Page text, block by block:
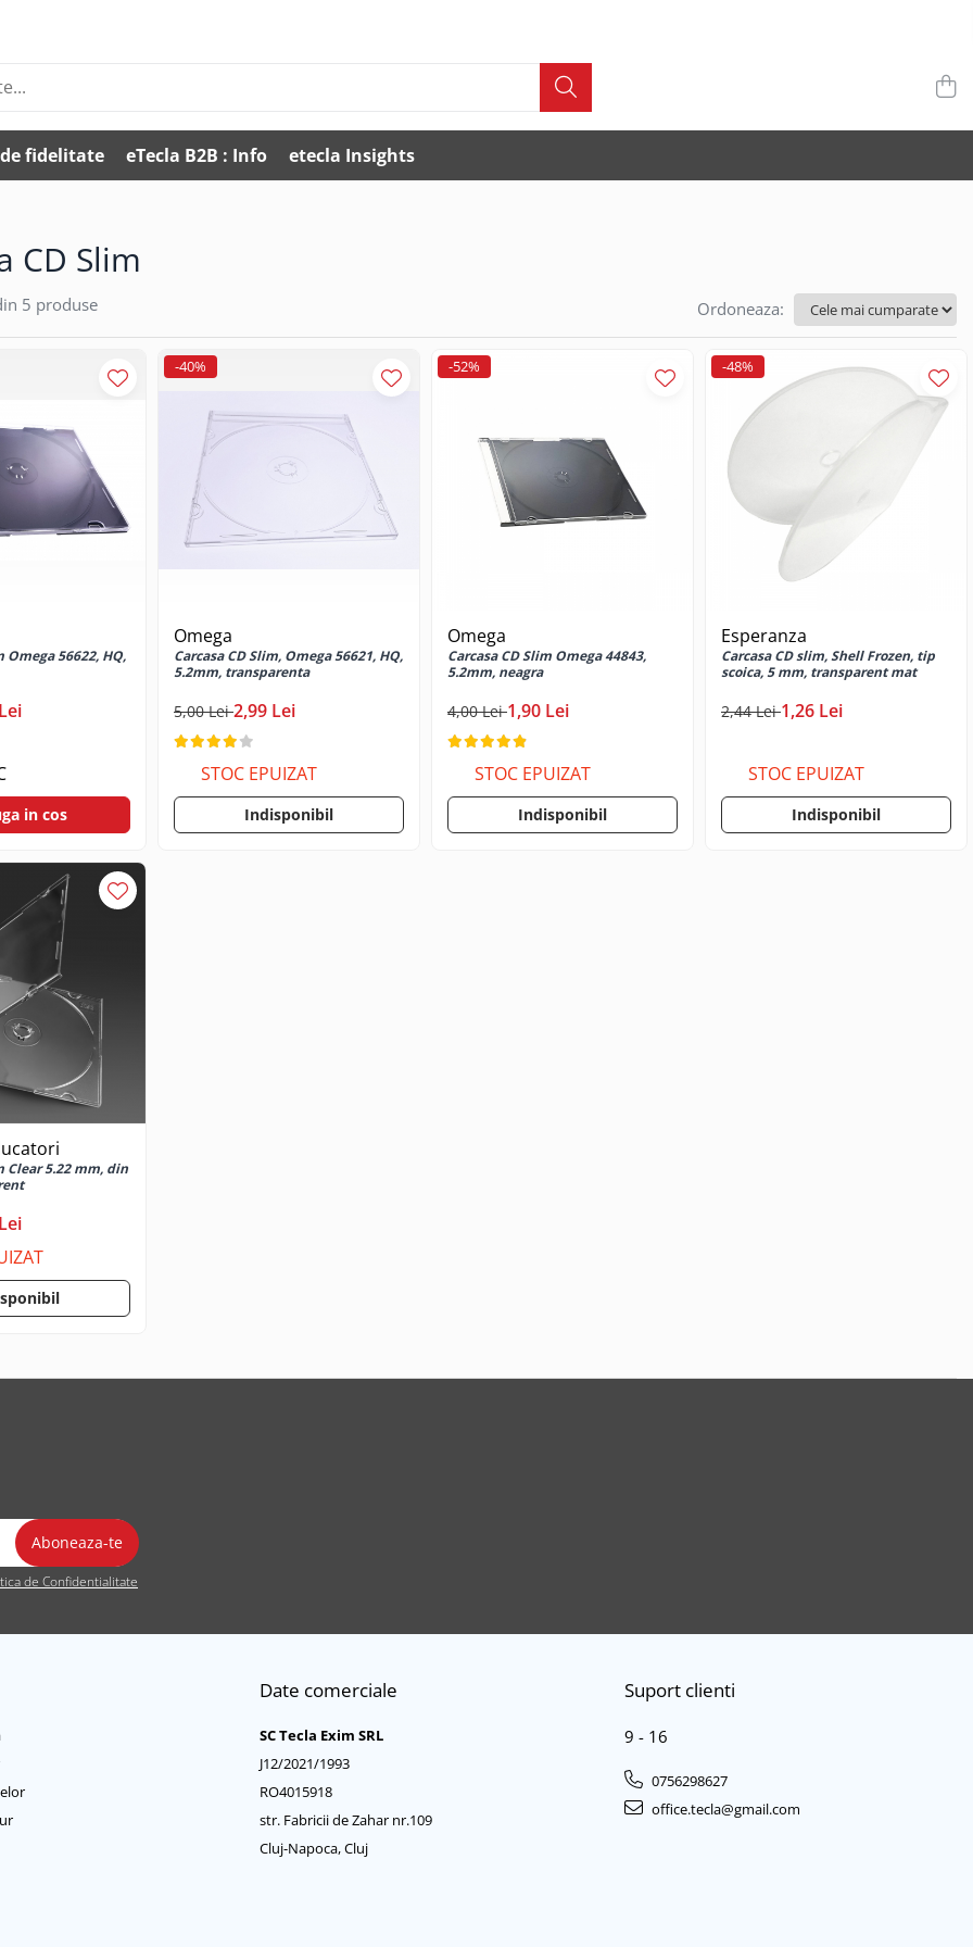
fidelitate eTecla B2B : Info etecla Insights
CD Slim
5 produse Ordoneaza:
Omega 56622, HQ,
in cos
-40%
Omega
Carcasa CD Slim, Omega 56621, HQ,
5.2mm, transparenta
5,00 Lei2,99 Lei
STOC EPUIZAT
Indisponibil
-52%
Omega
Carcasa CD Slim Omega 44843,
5.2mm, neagra
4,00 Lei1,90 Lei
STOC EPUIZAT
Indisponibil
-48%
Esperanza
Carcasa CD slim, Shell Frozen, tip
scoica, 5 mm, transparent mat
2,44 Lei1,26 Lei
STOC EPUIZAT
Indisponibil
Clear 5.22 mm, din
de Confidentialitate
Date comerciale
SC Tecla Exim SRL
J12/2021/1993
RO4015918
str. Fabricii de Zahar nr.109
Cluj-Napoca, Cluj
Suport clienti
9 - 16
0756298627
office.tecla@gmail.com